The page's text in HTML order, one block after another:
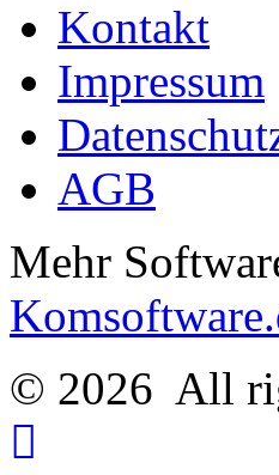
Kontakt
Impressum
AGB
Mehr
© 2026 All